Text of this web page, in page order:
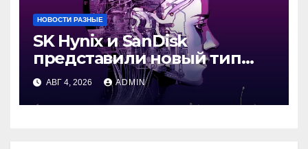
НОВОСТИ РАЗНЫЕ
SK Hynix и SanDisk
представили новый тип
промежуточной памяти
АВГ 4, 2026 ADMIN